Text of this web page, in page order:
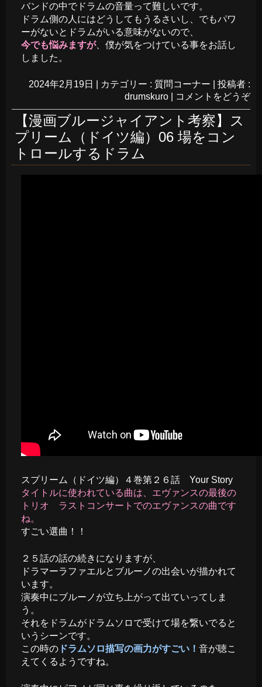
バンドの中でドラムの音量って難しいです。
ドラム側の人にはどうしてもうるさいし、でもパワ
ーがないとドラムがいる意味がないので、
今でも悩みますが、僕が気をつけている事をお話し
しました。
2024年2月19日 カテゴリー : 質問コーナー
投稿者 :
drumskuro
コメントをどうぞ
【漫画ブルージャイアント考察】ス
プリーム（ドイツ編）06 場をコン
トロールするドラム
スプリーム（ドイツ編）４巻第２６話 Your Story
タイトルに使われている曲は、エヴァンスの最後の
トリオ ラストコンサートでのエヴァンスの曲です
ね。
すごい選曲！！
２５話の話の続きになりますが、
ドラマーラファエルとブルーノの出会いが描かれて
います。
演奏中にブルーノが立ち上がって出ていってしま
う。
それをドラムがドラムソロで受けて場を繋いでると
いうシーンです。
この時の ドラムソロ描写の画力がすごい！ 音が聴こ
えてくるようですね。